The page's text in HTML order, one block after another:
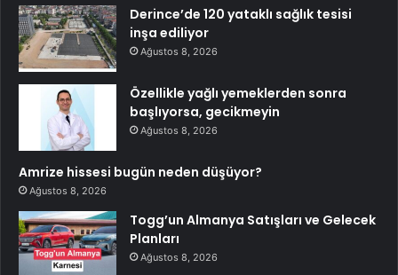
Derince’de 120 yataklı sağlık tesisi
inşa ediliyor
Ağustos 8, 2026
Özellikle yağlı yemeklerden sonra
başlıyorsa, gecikmeyin
Ağustos 8, 2026
Amrize hissesi bugün neden düşüyor?
Ağustos 8, 2026
Togg’un Almanya Satışları ve Gelecek
Planları
Ağustos 8, 2026